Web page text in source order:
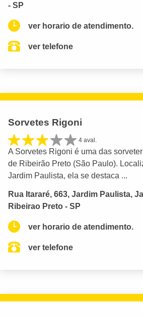
- SP
ver horario de atendimento.
ver telefone
Sorvetes Rigoni
4 aval.
A Sorvetes Rigoni é uma das
de Ribeirão Preto (São Paulo).
Jardim Paulista, ela se destaca ...
Rua Itararé, 663, Jardim Paulista,
Ribeirao Preto - SP
ver horario de atendimento.
ver telefone